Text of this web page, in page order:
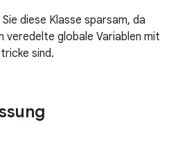
diese Klasse sparsam, da
veredelte globale Variablen mit
sind.